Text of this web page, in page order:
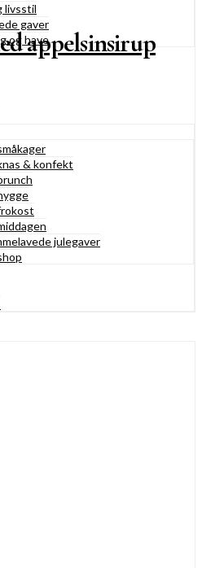
livsstil
gaver
og have
& konfekt
julegaver
appelsinsirup